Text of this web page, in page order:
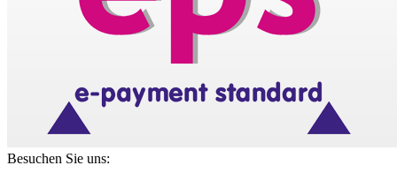
Besuchen Sie uns: